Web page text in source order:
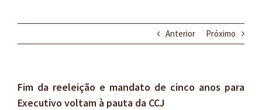
Anterior Próximo
Fim da reeleição e mandato de cinco anos para
Executivo voltam à pauta da CCJ